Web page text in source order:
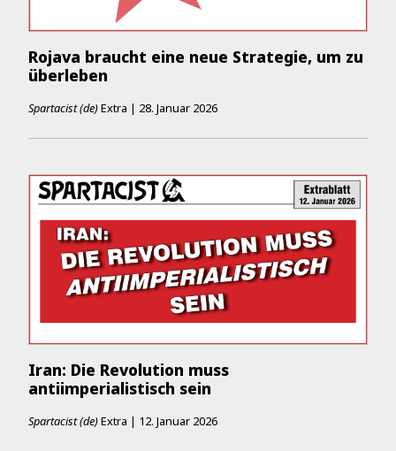
Rojava braucht eine neue Strategie, um zu
überleben
Spartacist (de)Extra | 28. Januar 2026
Iran: Die Revolution muss
antiimperialistisch sein
Spartacist (de)Extra | 12. Januar 2026